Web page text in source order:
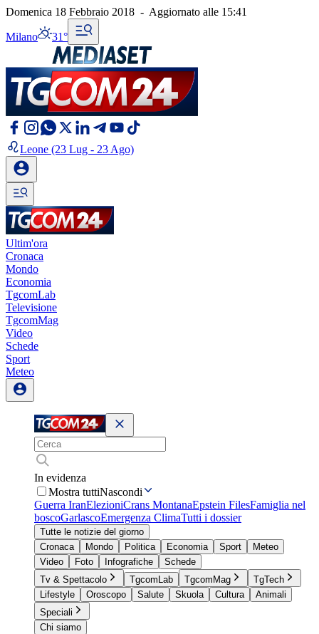
Domenica 18 Febbraio 2018 - Aggiornato alle 15:41
Milano 31°
Leone (23 Lug - 23 Ago)
Ultim'ora
Cronaca
Mondo
Economia
TgcomLab
Televisione
TgcomMag
Video
Schede
Sport
Meteo
In evidenza
Mostra tuttiNascondi
Guerra IranElezioniCrans MontanaEpstein FilesFamiglia nel
boscoGarlascoEmergenza ClimaTutti i dossier
Tutte le notizie del giorno
Cronaca
Mondo Politica Economia Sport
Meteo
Video
Foto Infografiche
Schede
Tv & Spettacolo
TgcomLab TgcomMag
TgTech
Lifestyle
Oroscopo Salute Skuola Cultura
Animali
Speciali
Chi siamo